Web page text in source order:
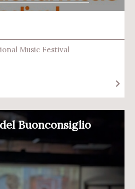
Music Festival
Buonconsiglio